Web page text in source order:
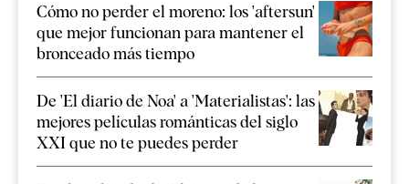
Cómo no perder el moreno: los 'aftersun'
que mejor funcionan para mantener el
bronceado más tiempo
De 'El diario de Noa' a 'Materialistas': las
mejores películas románticas del siglo
XXI que no te puedes perder